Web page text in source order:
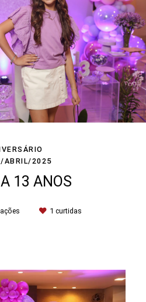
ABRIL/2025
13 ANOS
1 curtidas